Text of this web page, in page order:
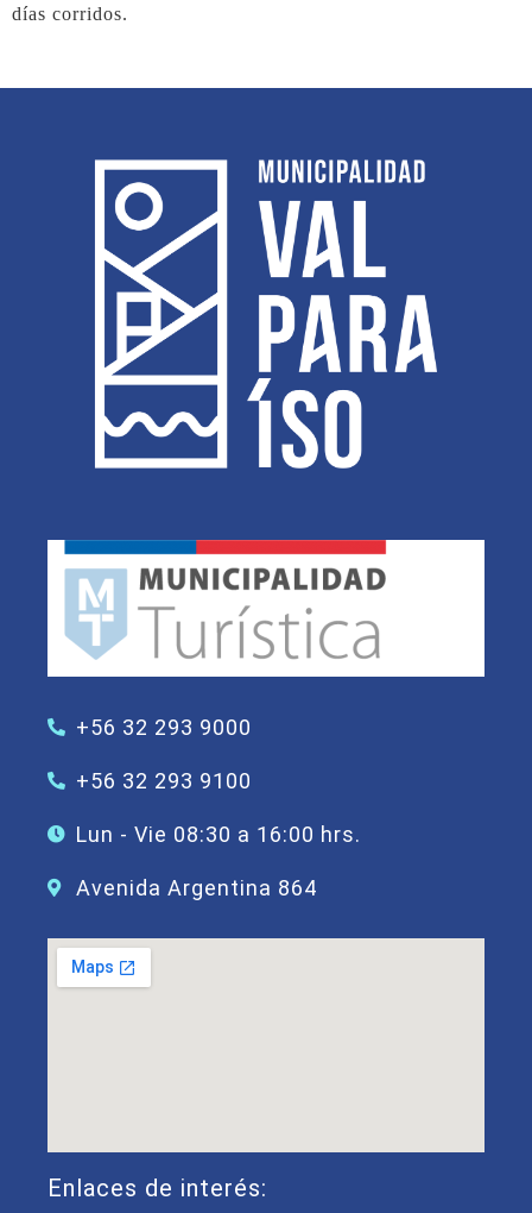
días corridos.
+56 32 293 9000
+56 32 293 9100
Lun - Vie 08:30 a 16:00 hrs.
Avenida Argentina 864
Enlaces de interés: